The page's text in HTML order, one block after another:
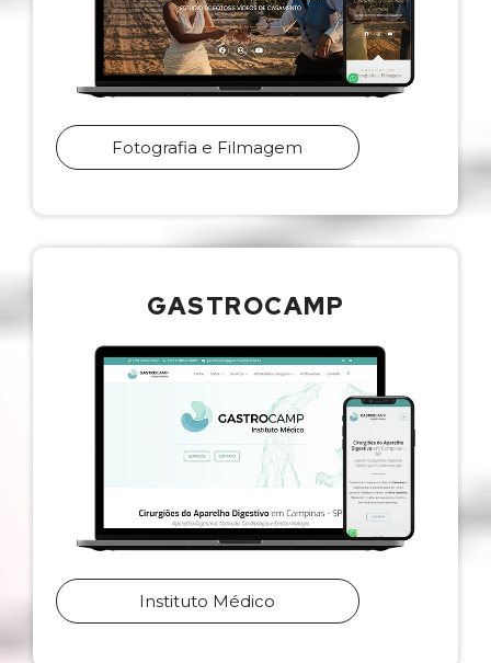
Fotografia e Filmagem
GASTROCAMP
Instituto Médico